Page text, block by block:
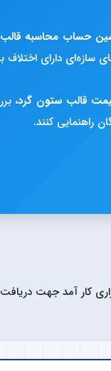
حساب محاسبه
سازه‌ای دارای
قالب ستون گرد،
راهنمایی کنند.
کار آمد جهت